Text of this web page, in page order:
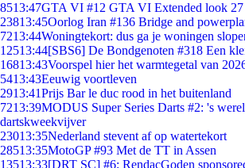
8513:47GTA VI #12 GTA VI Extended look
23813:45Oorlog Iran #136 Bridge and
7213:44Woningtekort: dus ga je woningen
12513:44[SBS6] De Bondgenoten #318 Een
16813:43Voorspel hier het warmtegetal van
5413:43Eeuwig voortleven
2913:41Prijs Bar le duc rood in het buitenland
7213:39MODUS Super Series Darts #2: 's
dartskweekvijver
23013:35Nederland stevent af op watertekort
28513:35MotoGP #93 Met de TT in Assen
13513:33[DRT SC] #6: RendacGoden